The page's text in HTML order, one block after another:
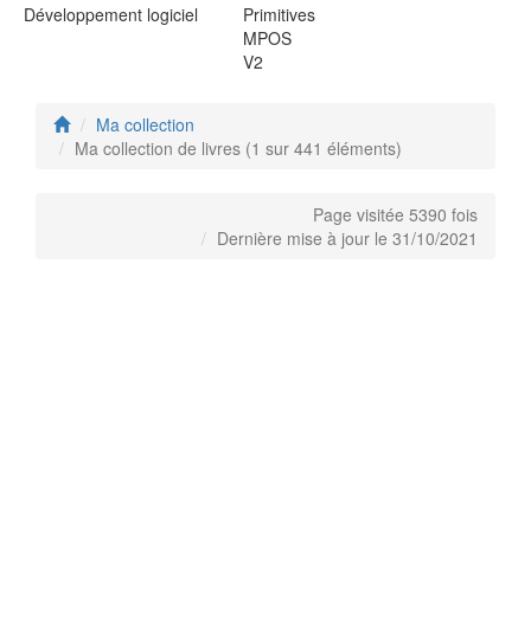
Développement logiciel
Primitives
MPOS
V2
Ma collection
Ma collection de livres (1 sur 441 éléments)
Page visitée 5390 fois
Dernière mise à jour le 31/10/2021